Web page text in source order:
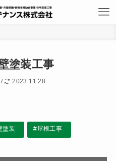
塗装工事
2023.11.28
塗装 #屋根工事